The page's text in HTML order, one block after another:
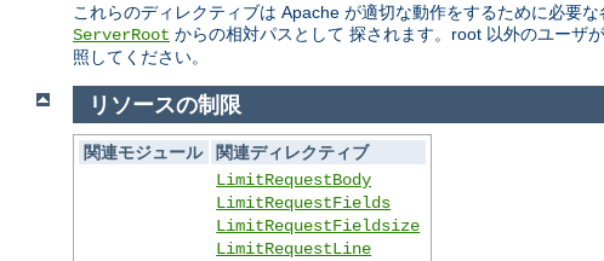
これらのディレクティブは Apache が適切な動作をするために必要
ServerRoot からの相対パスとして 探されます。root 以外のユーザ
照してください。
リソースの制限
関連モジュール
関連ディレクティブ
LimitRequestBody
LimitRequestFields
LimitRequestFieldsize
LimitRequestLine